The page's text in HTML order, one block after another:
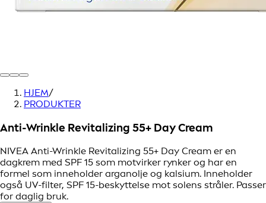
HJEM/
PRODUKTER
Anti-Wrinkle Revitalizing 55+ Day Cream
NIVEA Anti-Wrinkle Revitalizing 55+ Day Cream er en
dagkrem med SPF 15 som motvirker rynker og har en
formel som inneholder arganolje og kalsium. Inneholder
også UV-filter, SPF 15-beskyttelse mot solens stråler. Passer
for daglig bruk.